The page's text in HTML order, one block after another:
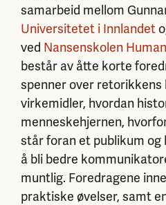
samarbeid mellom
Universitetet i Innlandet
ved Nansenskolen
består av åtte korte
spenner over
virkemidler, hvordan
menneskehjernen,
står foran et publikum og
å bli bedre
muntlig. Foredragene
praktiske øvelser, samt